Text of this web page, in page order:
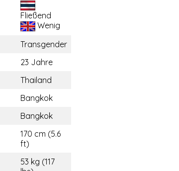
Fließend
Wenig
Transgender
23 Jahre
Thailand
Bangkok
Bangkok
170 cm (5.6
ft)
53 kg (117